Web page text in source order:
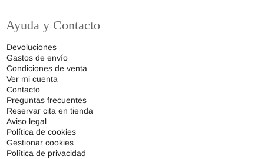
Ayuda y Contacto
Devoluciones
Gastos de envío
Condiciones de venta
Ver mi cuenta
Contacto
Preguntas frecuentes
Reservar cita en tienda
Aviso legal
Política de cookies
Gestionar cookies
Política de privacidad